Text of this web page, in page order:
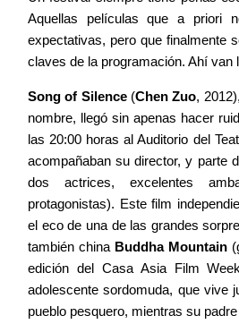
Aquellas películas que a priori
expectativas, pero que finalmente
claves de la programación. Ahí van
Song of Silence(Chen Zuo,
nombre, llegó sin apenas hacer
las 20:00 horas al Auditorio del
acompañaban su director, y parte
dos actrices, excelentes
protagonistas). Este film
el eco de una de las grandes
también china Buddha Mountain
edición del Casa Asia Film
adolescente sordomuda, que vive
pueblo pesquero, mientras su